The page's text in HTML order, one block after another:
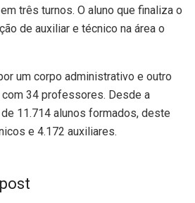
três turnos. O aluno que finaliza o
de auxiliar e técnico na área o
um corpo administrativo e outro
34 professores. Desde a
11.714 alunos formados, deste
e 4.172 auxiliares.